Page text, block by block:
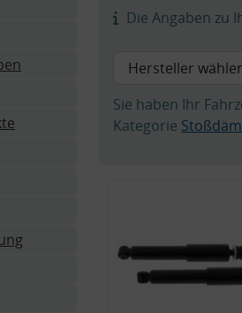
Die Angaben zu
Sie haben Ihr
Kategorie